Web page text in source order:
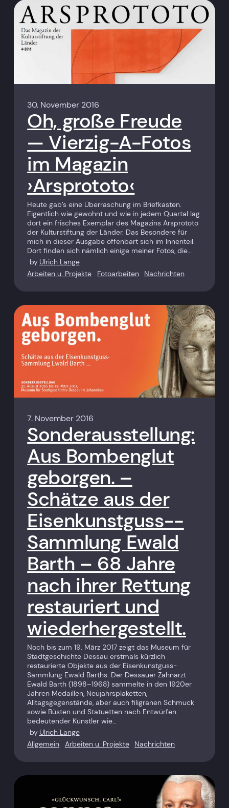
30. November 2016
Oh, große Freude
— Vierzig-A-Fotos
im Magazin
›Arsprototo‹
Heute gab’s eine Überraschung im Briefkasten.
Eigentlich wie gewohnt und wie in jedem Quartal lag
dort ein frisches Exemplar des Magazins Arsprototo
der Kulturstiftung der Länder. Das Besondere für
mich in dieser Ausgabe offenbart sich im Innenteil.
Dort finden sich nämlich einige meiner Fotos, die…
by Ulrich Lange
Arbeiten u. Projekte
Fotoarbeiten Nachrichten
7. November 2016
Sonderausstellung:
Aus Bombenglut
geborgen. –
Schätze aus der
Eisenkunstguss-­
Sammlung Ewald
Barth – 68 Jahre
nach ihrer Rettung
restauriert und
wiederhergestellt.
Noch bis zum 19. März 2017 zeigt das Museum für
Stadtgeschichte Dessau erstmals kürzlich
restaurierte Objekte aus der Eisenkunstguss-
Sammlung Ewald Barths. Der Dessauer Zahnarzt
Ewald Barth (1898–1968) sammelte in den 1920er
Jahren Medaillen, Neujahrs­plaketten,
Alltagsgegenstände, aber auch filigranen Schmuck
sowie Büsten und Statuetten nach Entwürfen
bedeutender Künstler wie…
by Ulrich Lange
Allgemein
Arbeiten u. Projekte Nachrichten